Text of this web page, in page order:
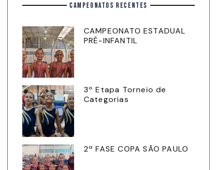
CAMPEONATOS RECENTES
CAMPEONATO ESTADUAL
PRÉ-INFANTIL
3º Etapa Torneio de
Categorias
2ª FASE COPA SÃO PAULO